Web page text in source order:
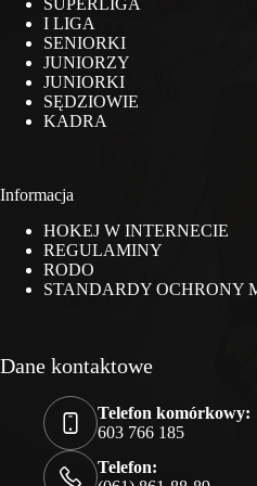
SUPERLIGA
I LIGA
SENIORKI
JUNIORZY
JUNIORKI
SĘDZIOWIE
KADRA
Informacja
HOKEJ W INTERNECIE
REGULAMINY
RODO
STANDARDY OCHRONY
Dane kontaktowe
Telefon komórkowy:
603 766 185
Telefon: